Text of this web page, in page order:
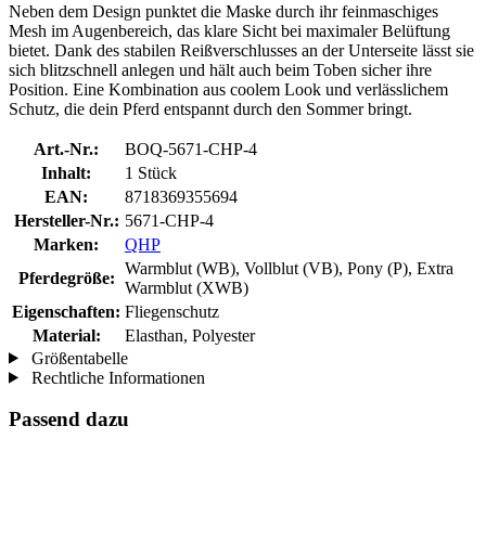
Neben dem Design punktet die Maske durch ihr feinmaschiges
Mesh im Augenbereich, das klare Sicht bei maximaler Belüftung
bietet. Dank des stabilen Reißverschlusses an der Unterseite lässt sie
sich blitzschnell anlegen und hält auch beim Toben sicher ihre
Position. Eine Kombination aus coolem Look und verlässlichem
Schutz, die dein Pferd entspannt durch den Sommer bringt.
Art.-Nr.:
BOQ-5671-CHP-4
Inhalt:
1 Stück
EAN:
8718369355694
Hersteller-Nr.: 5671-CHP-4
Marken:
QHP
Pferdegröße:
Warmblut (WB), Vollblut (VB), Pony (P), Extra
Warmblut (XWB)
Eigenschaften: Fliegenschutz
Material:
Elasthan, Polyester
Größentabelle
Rechtliche Informationen
Passend dazu